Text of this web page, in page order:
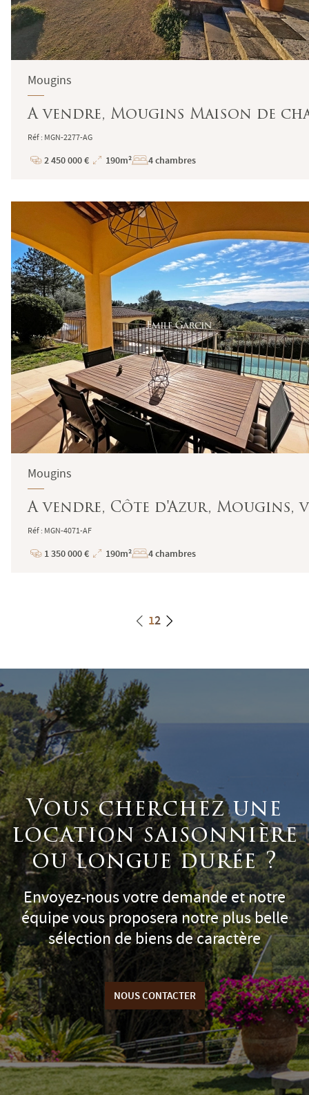
Mougins
A vendre, Mougins Maison de
Réf : MGN-2277-AG
Prix
2 450 000 €
Superficie
190m² 4 chambres
Mougins
A vendre, Côte d'Azur, Mougins,
Réf : MGN-4071-AF
Prix
1 350 000 €
Superficie
190m² 4 chambres
12
Vous cherchez une
location saisonnière
ou longue durée ?
Envoyez-nous votre demande et notre
équipe vous proposera notre plus belle
sélection de biens de caractère
NOUS CONTACTER